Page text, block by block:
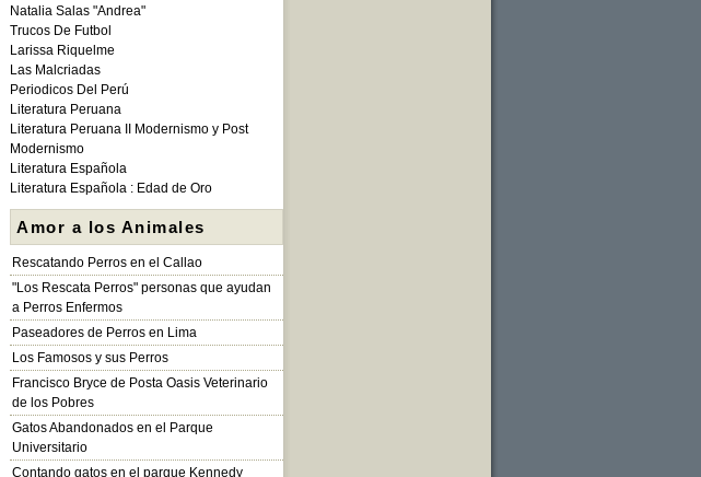
Natalia Salas "Andrea"
Trucos De Futbol
Larissa Riquelme
Las Malcriadas
Periodicos Del Perú
Literatura Peruana
Literatura Peruana II Modernismo y Post
Modernismo
Literatura Española
Literatura Española : Edad de Oro
Amor a los Animales
Rescatando Perros en el Callao
"Los Rescata Perros" personas que ayudan
a Perros Enfermos
Paseadores de Perros en Lima
Los Famosos y sus Perros
Francisco Bryce de Posta Oasis Veterinario
de los Pobres
Gatos Abandonados en el Parque
Universitario
Contando gatos en el parque Kennedy